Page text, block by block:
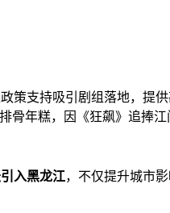
策支持吸引剧组落地，提
骨年糕，因《狂飙》追捧
入黑龙江，不仅提升城市